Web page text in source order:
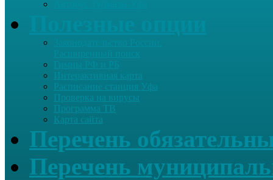
Гимны РФ и РБ
Интерактивная карта
Расписание станция Уфа
Проверка на вирусы
Программа ТВ
Карта сайта
Перечень
Перечень